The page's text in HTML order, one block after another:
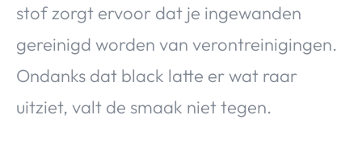
stof zorgt ervoor dat je ingewanden
gereinigd worden van verontreinigingen.
Ondanks dat black latte er wat raar
uitziet, valt de smaak niet tegen.